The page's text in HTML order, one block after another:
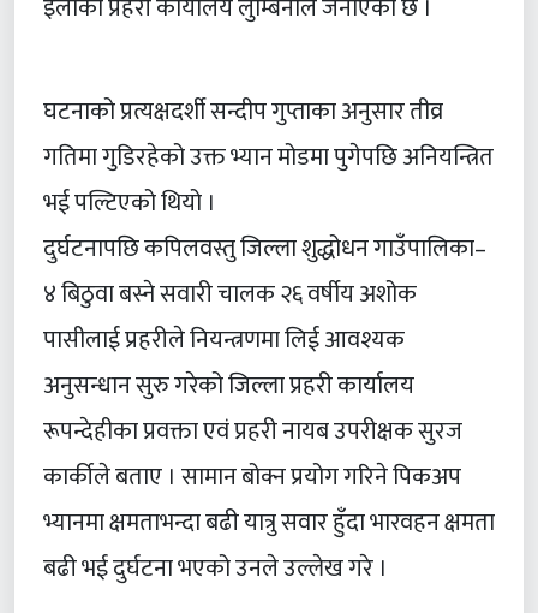
इलाका प्रहरी कार्यालय लुम्बिनीले जनाएको छ ।
घटनाको प्रत्यक्षदर्शी सन्दीप गुप्ताका अनुसार तीव्र
गतिमा गुडिरहेको उक्त भ्यान मोडमा पुगेपछि अनियन्त्रित
भई पल्टिएको थियो ।
दुर्घटनापछि कपिलवस्तु जिल्ला शुद्धोधन गाउँपालिका–
४ बिठुवा बस्ने सवारी चालक २६ वर्षीय अशोक
पासीलाई प्रहरीले नियन्त्रणमा लिई आवश्यक
अनुसन्धान सुरु गरेको जिल्ला प्रहरी कार्यालय
रूपन्देहीका प्रवक्ता एवं प्रहरी नायब उपरीक्षक सुरज
कार्कीले बताए । सामान बोक्न प्रयोग गरिने पिकअप
भ्यानमा क्षमताभन्दा बढी यात्रु सवार हुँदा भारवहन क्षमता
बढी भई दुर्घटना भएको उनले उल्लेख गरे ।